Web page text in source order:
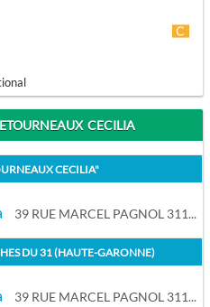
CECILIA
CECILIA"
39 RUE MARCEL PAGNOL 31170 Tournefeuille
DU31 (HAUTE-GARONNE)
39 RUE MARCEL PAGNOL 31170 Tournefeuille